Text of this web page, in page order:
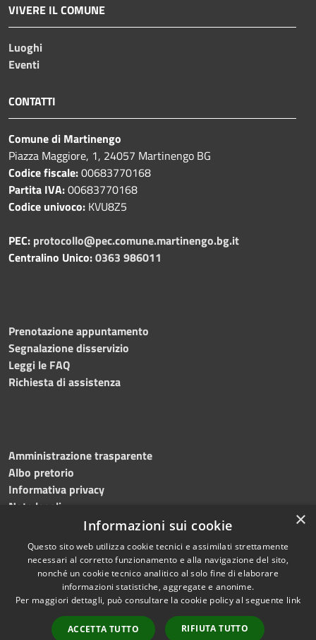
VIVERE IL COMUNE
Luoghi
Eventi
CONTATTI
Comune di Martinengo
Piazza Maggiore, 1, 24057 Martinengo BG
Codice fiscale:00683770168
Partita IVA:00683770168
Codice univoco: KVU8Z5
PEC: protocollo@pec.comune.martinengo.bg.it
Centralino Unico:0363 986011
Prenotazione appuntamento
Segnalazione disservizio
Leggi le FAQ
Richiesta di assistenza
Amministrazione trasparente
Albo pretorio
Informativa privacy
Note legali
Dichiarazione di accessibilità
Accessibilità
Copyright © 2026 • Comune di
Martinengo • Powered by
Municipium•
Accesso
×
Informazioni sui cookie
Questo sito web utilizza cookie tecnici e assimilati strettamente
necessari al corretto funzionamento e alla navigazione del sito,
nonché un cookie tecnico analitico al solo fine di elaborare
informazioni statistiche, aggregate e anonime.
Per maggiori dettagli, può consultare la cookie policy al seguente link
ACCETTA TUTTO RIFIUTA TUTTO